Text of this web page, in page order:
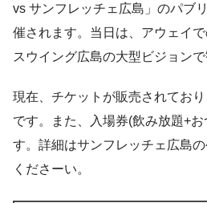
vs サンフレッチェ広島」のパブ
催されます。当日は、アウェイ
スウイング広島の大型ビジョンで
現在、チケットが販売されてお
です。また、入場券(飲み放題+
す。詳細はサンフレッチェ広島
くださーい。